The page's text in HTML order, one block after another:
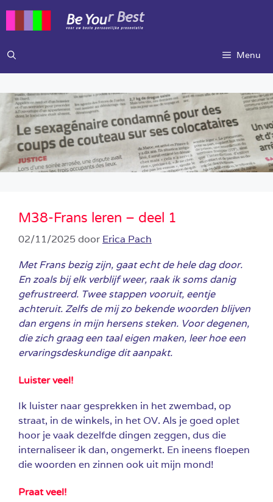
inhoud
Menu
M38-Frans leren – deel 1
02/11/2025 door Erica Pach
Met Frans bezig zijn, gaat echt de hele dag door.
En zoals bij elk verblijf weer, raak ik soms danig
gefrustreerd. Twee stappen vooruit, eentje
achteruit. Zelfs de mij zo bekende woorden blijven
dan ergens in mijn hersens steken. Voor degenen,
die zich graag een taal eigen maken, leer hoe een
ervaringsdeskundige dit aanpakt.
Luister veel!
Ik luister naar gesprekken in het zwembad, op
straat, in de winkels, in het OV. Als je goed oplet
hoor je vaak dezelfde dingen zeggen, dus die
internaliseer ik dan, ongemerkt. En ineens floepen
die woorden en zinnen ook uit mijn mond!
Praat veel!